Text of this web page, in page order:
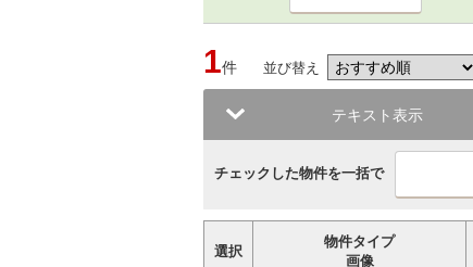
1件 並び替え
テキスト表示
チェックした物件を一括で
選択
物件タイプ
画像